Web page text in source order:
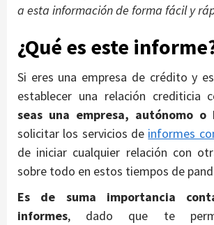
a esta información de forma fácil y
¿Qué es este
Si eres una empresa de crédito y
establecer una relación crediticia
seas una empresa, autónomo o
solicitar los servicios de informes
de iniciar cualquier relación con
sobre todo en estos tiempos de
Es de suma importancia
informes, dado que te